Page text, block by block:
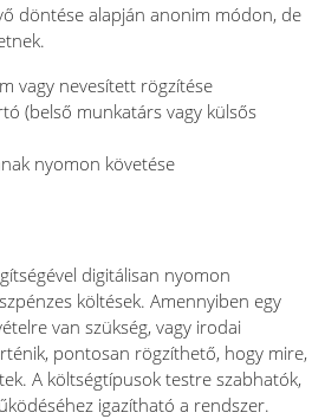
döntése alapján anonim módon, de
vagy nevesített rögzítése
(belső munkatárs vagy külsős
nyomon követése
digitálisan nyomon
költések. Amennyiben egy
van szükség, vagy irodai
pontosan rögzíthető, hogy mire,
A költségtípusok testre szabhatók,
igazítható a rendszer.